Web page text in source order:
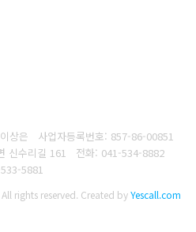
상은 사업자등록번호: 857-86-00851
신수리길 161 전화: 041-534-8882
5881
rights reserved. Created byYescall.com